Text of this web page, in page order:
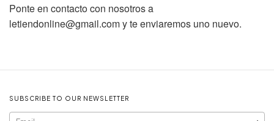
Ponte en contacto con nosotros a
letiendonline@gmail.comy te enviaremos uno nuevo.
SUBSCRIBE TO OUR NEWSLETTER